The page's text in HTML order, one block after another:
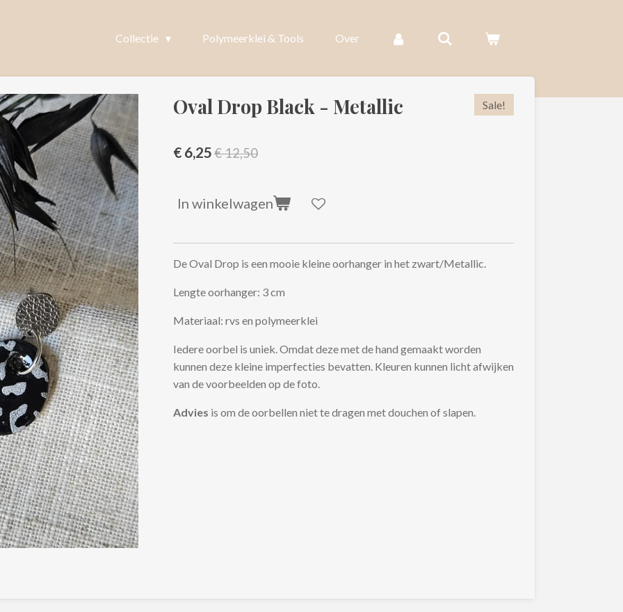
Collectie Polymeerklei & Tools Over
Oval Drop Black - Metallic Sale!
€ 6,25€ 12,50
In winkelwagen
De Oval Drop is een mooie kleine oorhanger in het zwart/Metallic.
Lengte oorhanger: 3 cm
Materiaal: rvs en polymeerklei
Iedere oorbel is uniek. Omdat deze met de hand gemaakt worden
kunnen deze kleine imperfecties bevatten. Kleuren kunnen licht afwijken
van de voorbeelden op de foto.
Advies is om de oorbellen niet te dragen met douchen of slapen.